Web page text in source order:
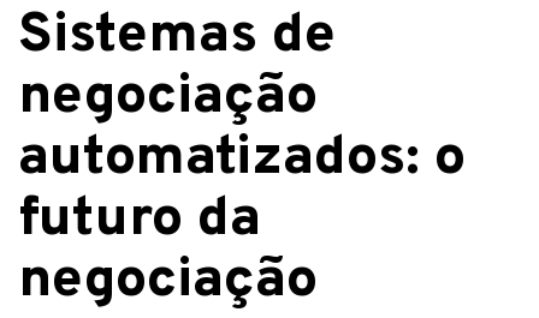
Sistemas de
negociação
automatizados: o
futuro da
negociação